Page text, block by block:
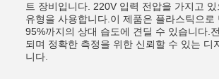
트 장비입니다. 220V 입력 전압을 가지고
유형을 사용합니다.이 제품은 플라스틱으로
95%까지의 상대 습도에 견딜 수 있습니다.
되며 정확한 측정을 위한 신뢰할 수 있는 디
니다.